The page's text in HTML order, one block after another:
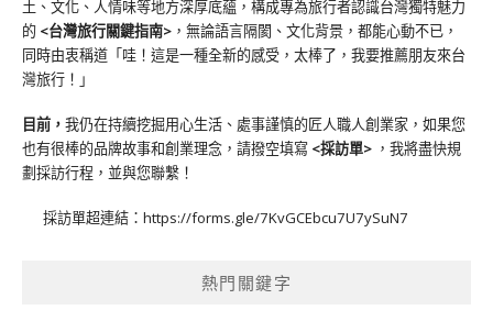
土、文化、人情味等地方深厚底蘊，構成專為旅行者認識台灣獨特魅力
的 <台灣旅行關鍵指南> ，無論語言隔閡、文化背景，都能心動不已，
同時由衷稱道「哇！這是一種全新的感受，太棒了，我要推薦朋友來台
灣旅行！」
目前， 我仍在持續挖掘用心生活、處事謹慎的匠人職人創業家，如果您
也有很棒的品牌故事和創業理念，請撥空填寫 <採訪單> ，我將盡快規
劃採訪行程，並與您聯繫！
採訪單超連結： https://forms.gle/7KvGCEbcu7U7ySuN7
熱門關鍵字